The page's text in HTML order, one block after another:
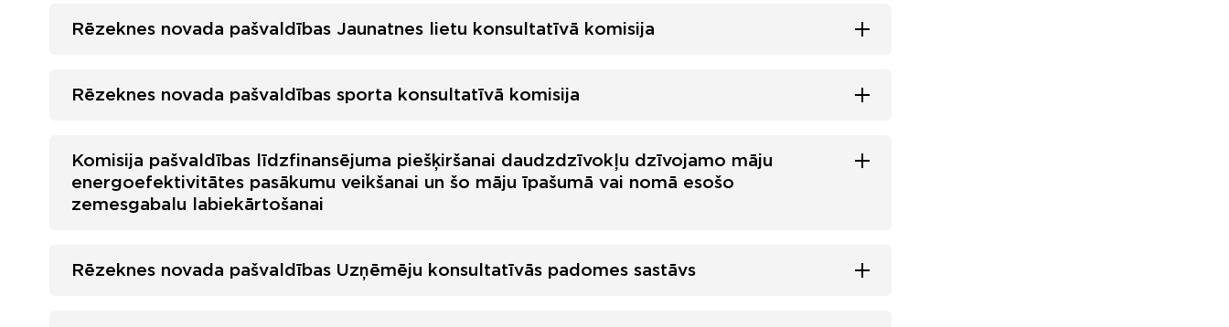
Rēzeknes novada pašvaldības Jaunatnes lietu konsultatīvā komisija
Rēzeknes novada pašvaldības sporta konsultatīvā komisija
Komisija pašvaldības līdzfinansējuma piešķiršanai daudzdzīvokļu dzīvojamo māju
energoefektivitātes pasākumu veikšanai un šo māju īpašumā vai nomā esošo
zemesgabalu labiekārtošanai
Rēzeknes novada pašvaldības Uzņēmēju konsultatīvās padomes sastāvs